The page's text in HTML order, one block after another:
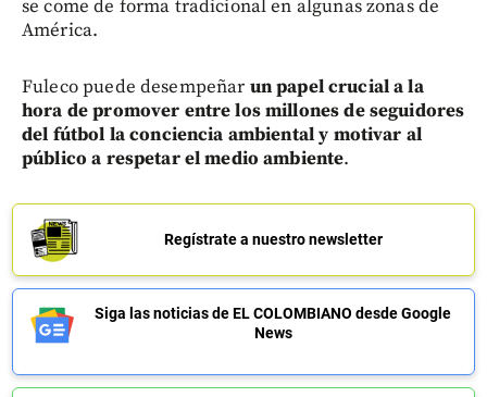
se come de forma tradicional en algunas zonas de
América.
Fuleco puede desempeñar un papel crucial a la
hora de promover entre los millones de seguidores
del fútbol la conciencia ambiental y motivar al
público a respetar el medio ambiente.
Regístrate a nuestro newsletter
Siga las noticias de EL COLOMBIANO desde Google
News